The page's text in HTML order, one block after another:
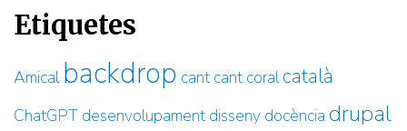
Etiquetes
Amical backdrop cant cant coral català
ChatGPT desenvolupament disseny docència drupal